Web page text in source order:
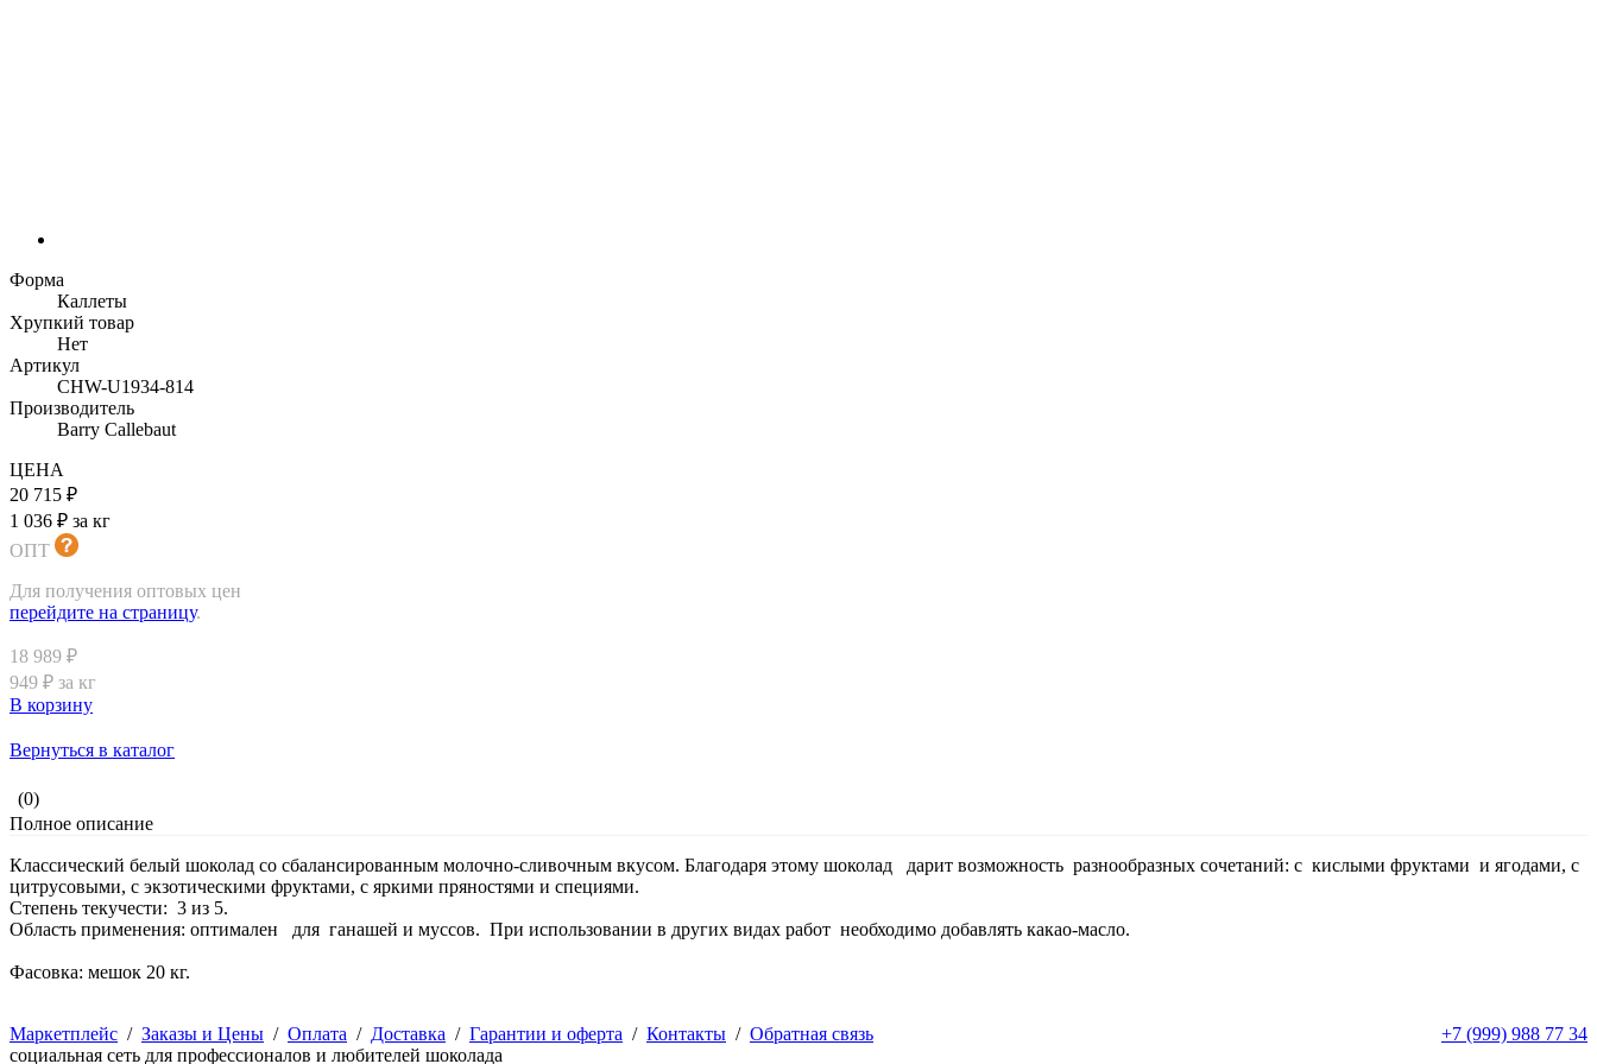
Форма
Каллеты
Хрупкий товар
Нет
Артикул
CHW-U1934-814
Производитель
Barry Callebaut
ЦЕНА
20 715 ₽
1 036 ₽ за кг
ОПТ
Для получения оптовых цен
перейдите на страницу.
18 989 ₽
949 ₽ за кг
В корзину
Вернуться в каталог
(0)
Полное описание
Классический белый шоколад со сбалансированным молочно-сливочным вкусом. Благодаря этому шоколад дарит возможность разнообразных сочетаний: с кислыми фруктами и ягодами, с
цитрусовыми, с экзотическими фруктами, с яркими пряностями и специями.
Степень текучести: 3 из 5.
Область применения: оптимален для ганашей и муссов. При использовании в других видах работ необходимо добавлять какао-масло.
Фасовка: мешок 20 кг.
+7 (999) 988 77 34
Маркетплейс / Заказы и Цены / Оплата / Доставка / Гарантии и оферта / Контакты / Обратная связь
социальная сеть для профессионалов и любителей шоколада